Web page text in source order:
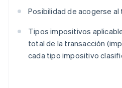
Posibilidad de acogerse
Tipos impositivos
total de la transacción
cada tipo impositivo